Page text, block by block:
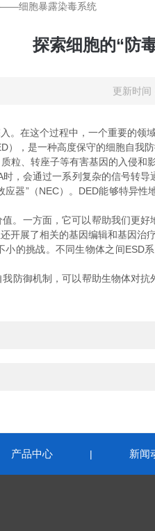
细胞暴露染毒系统
探索细胞的“防
更新时
这个过程中，一个重要的领
），是一种高度保守的细胞自
粒、转座子等有害基因的入侵和影
会通过一系列复杂的信号转导
应器”（NEC）。DED能够特异
一方面，它可以帮助我们更好
展了相关的基因编辑和基因治
挑战。不同生物体之间ESD
御机制，可以帮助生物体对抗
产品中心 | 新闻